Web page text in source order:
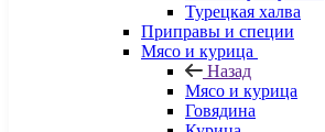
Турецкая халва
Приправы и специи
Мясо и курица
Назад
Мясо и курица
Говядина